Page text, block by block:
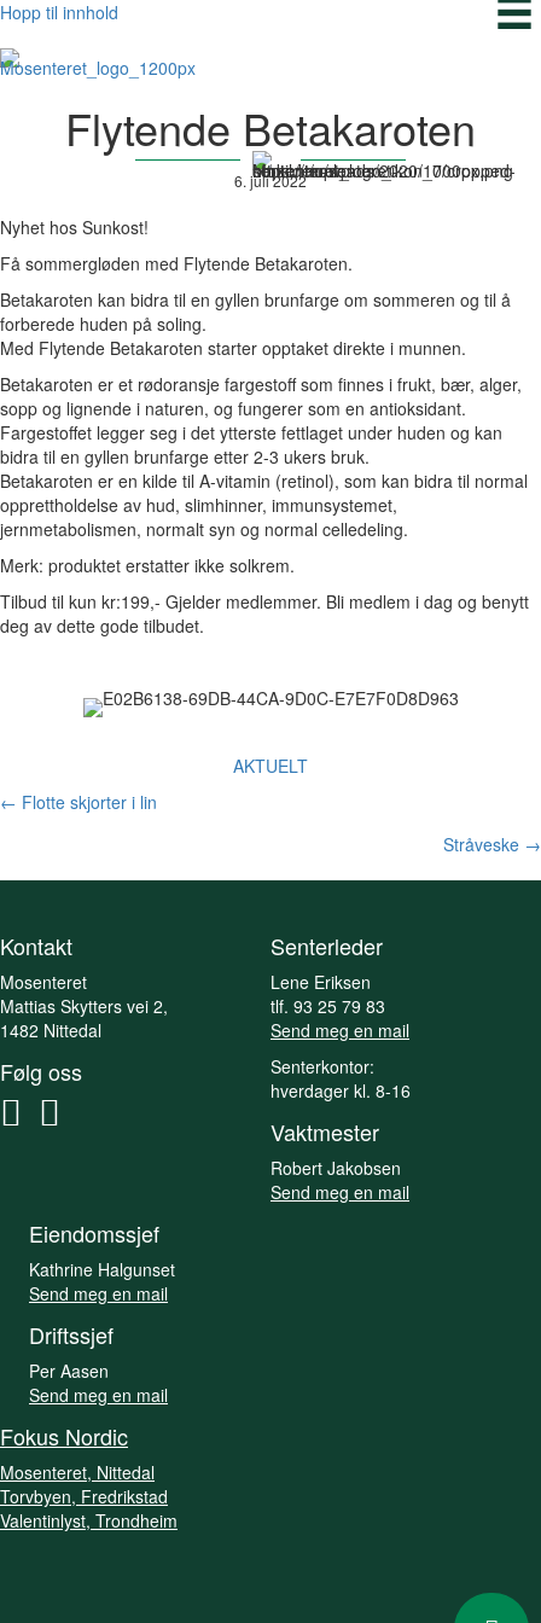
Hopp til innhold
Flytende Betakaroten
6. juli 2022
Nyhet hos Sunkost!
Få sommergløden med Flytende Betakaroten.
Betakaroten kan bidra til en gyllen brunfarge om sommeren og til å
forberede huden på soling.
Med Flytende Betakaroten starter opptaket direkte i munnen.
Betakaroten er et rødoransje fargestoff som finnes i frukt, bær, alger,
sopp og lignende i naturen, og fungerer som en antioksidant.
Fargestoffet legger seg i det ytterste fettlaget under huden og kan
bidra til en gyllen brunfarge etter 2-3 ukers bruk.
Betakaroten er en kilde til A-vitamin (retinol), som kan bidra til normal
opprettholdelse av hud, slimhinner, immunsystemet,
jernmetabolismen, normalt syn og normal celledeling.
Merk: produktet erstatter ikke solkrem.
Tilbud til kun kr:199,- Gjelder medlemmer. Bli medlem i dag og benytt
deg av dette gode tilbudet.
AKTUELT
Posts
← Flotte skjorter i lin
Stråveske →
Kontakt
Mosenteret
Mattias Skytters vei 2,
1482 Nittedal
Følg oss
Senterleder
Lene Eriksen
tlf. 93 25 79 83
Send meg en mail
Senterkontor:
hverdager kl. 8-16
Vaktmester
Robert Jakobsen
Send meg en mail
Eiendomssjef
Kathrine Halgunset
Send meg en mail
Driftssjef
Per Aasen
Send meg en mail
Fokus Nordic
Mosenteret, Nittedal
Torvbyen, Fredrikstad
Valentinlyst, Trondheim